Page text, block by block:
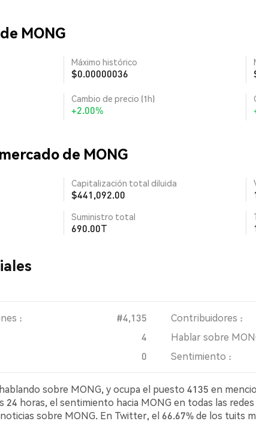
MONG
Máximo histórico
$0.00000036
Cambio de precio (1h)
+2.00%
de MONG
Capitalización total diluida
$441,092.00
Suministro total
690.00T
: #4,135 Contribuidores :
4 Hablar sobre
0 Sentimiento :
sobre MONG, y ocupa el puesto 4135 en
24 horas, el sentimiento hacia MONG en todas las
sobre MONG. En Twitter, el 66.67% de los tuits